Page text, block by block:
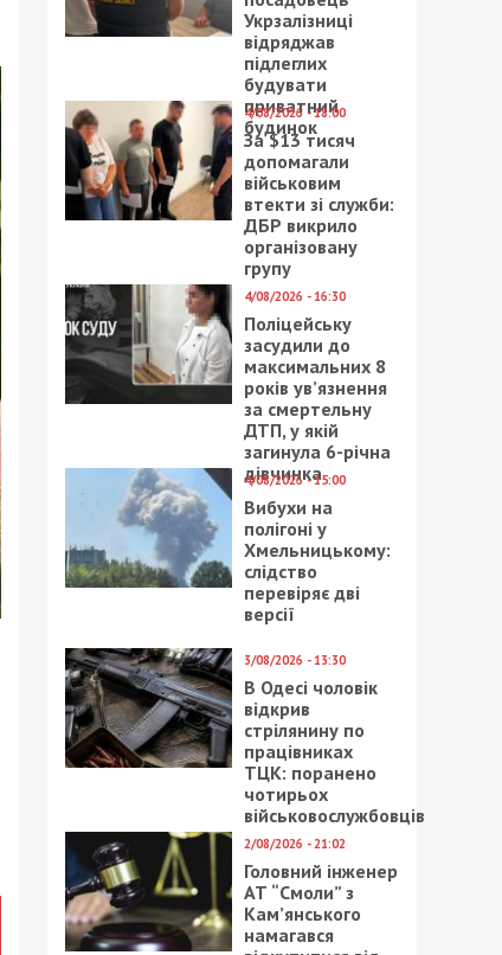
Укрзалізниці
відряджав
підлеглих
будувати
приватний
будинок
4/08/2026 - 18:00
За $13 тисяч
допомагали
військовим
втекти зі служби:
ДБР викрило
організовану
групу
4/08/2026 - 16:30
Поліцейську
засудили до
максимальних 8
років ув’язнення
за смертельну
ДТП, у якій
загинула 6-річна
дівчинка
4/08/2026 - 15:00
Вибухи на
полігоні у
Хмельницькому:
слідство
перевіряє дві
версії
3/08/2026 - 13:30
В Одесі чоловік
відкрив
стрілянину по
працівниках
ТЦК: поранено
чотирьох
військовослужбовців
2/08/2026 - 21:02
Головний інженер
АТ “Смоли” з
Кам’янського
намагався